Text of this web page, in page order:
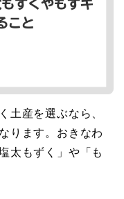
土産を選ぶなら、
ります。おきなわ
太もずく」や「も